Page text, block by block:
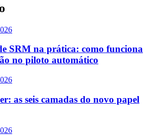
SRM na prática: como funciona
no piloto automático
as seis camadas do novo papel